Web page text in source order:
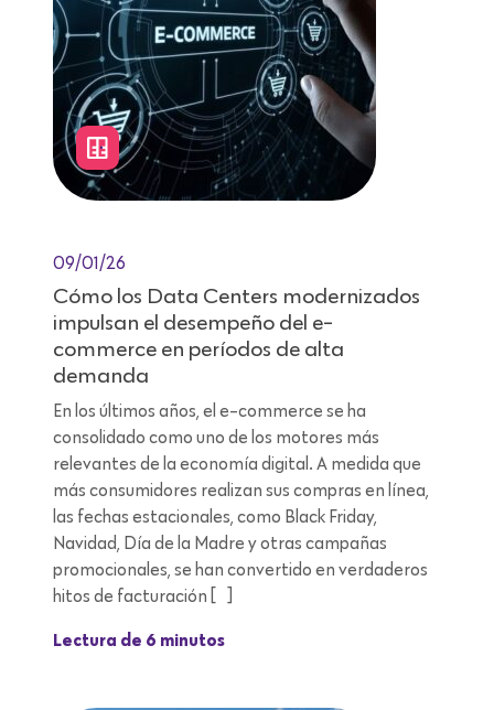
09/01/26
Cómo los Data Centers modernizados
impulsan el desempeño del e-
commerce en períodos de alta
demanda
En los últimos años, el e-commerce se ha
consolidado como uno de los motores más
relevantes de la economía digital. A medida que
más consumidores realizan sus compras en línea,
las fechas estacionales, como Black Friday,
Navidad, Día de la Madre y otras campañas
promocionales, se han convertido en verdaderos
hitos de facturación […]
Lectura de 6 minutos